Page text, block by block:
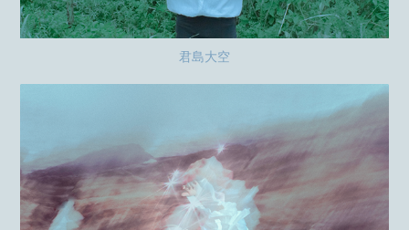
君島大空